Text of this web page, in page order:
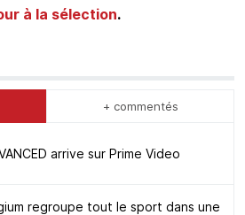
à la sélection.
+ commentés
arrive sur Prime Video
regroupe tout le sport dans une